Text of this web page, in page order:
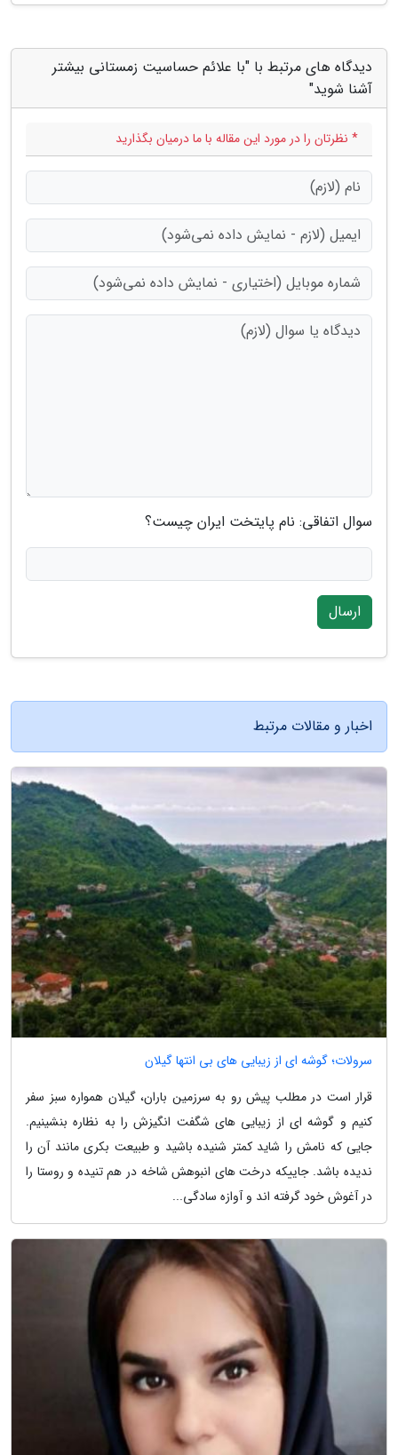
دیدگاه های مرتبط با "با علائم حساسیت زمستانی بیشتر
آشنا شوید"
* نظرتان را در مورد این مقاله با ما درمیان بگذارید
سوال اتفاقی: نام پایتخت ایران چیست؟
ارسال
اخبار و مقالات مرتبط
سرولات؛ گوشه ای از زیبایی های بی انتها گیلان
قرار است در مطلب پیش رو به سرزمین باران، گیلان همواره سبز سفر
کنیم و گوشه ای از زیبایی های شگفت انگیزش را به نظاره بنشینیم.
جایی که نامش را شاید کمتر شنیده باشید و طبیعت بکری مانند آن را
ندیده باشد. جاییکه درخت های انبوهش شاخه در هم تنیده و روستا را
در آغوش خود گرفته اند و آوازه سادگی...